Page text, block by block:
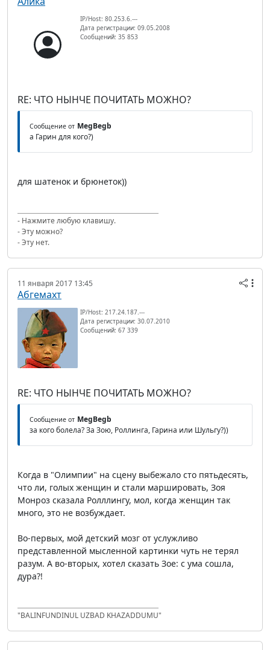
IP/Host: 80.253.6.---
Дата регистрации: 09.05.2008
Сообщений: 35 853
RE: ЧТО НЫНЧЕ ПОЧИТАТЬ МОЖНО?
Сообщение от MegBegb
а Гарин для кого?)
для шатенок и брюнеток))
- Нажмите любую клавишу.
- Эту можно?
- Эту нет.
11 января 2017 13:45
Абгемахт
IP/Host: 217.24.187.---
Дата регистрации: 30.07.2010
Сообщений: 67 339
RE: ЧТО НЫНЧЕ ПОЧИТАТЬ МОЖНО?
Сообщение от MegBegb
за кого болела? За Зою, Роллинга, Гарина или Шульгу?))
Когда в "Олимпии" на сцену выбежало сто пятьдесять,
что ли, голых женщин и стали маршировать, Зоя
Монроз сказала Ролллингу, мол, когда женщин так
много, это не возбуждает.
Во-первых, мой детский мозг от услужливо
представленной мысленной картинки чуть не терял
разум. А во-вторых, хотел сказать Зое: с ума сошла,
дура?!
"BALINFUNDINUL UZBAD KHAZADDUMU"